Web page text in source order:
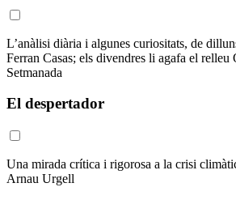
L’anàlisi diària i algunes curiositats, de
Ferran Casas; els divendres li agafa el
Setmanada
El despertador
Una mirada crítica i rigorosa a la crisi
Arnau Urgell